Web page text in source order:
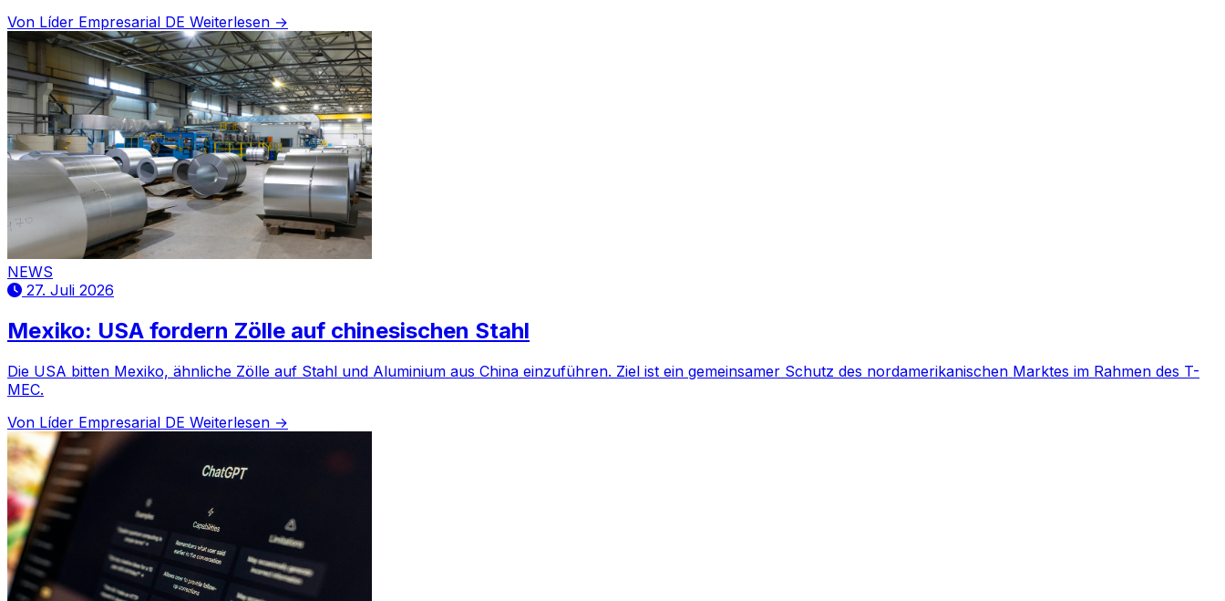
Von Líder Empresarial DE Weiterlesen →
NEWS
27. Juli 2026
Mexiko: USA fordern Zölle auf chinesischen Stahl
Die USA bitten Mexiko, ähnliche Zölle auf Stahl und Aluminium aus China einzuführen. Ziel ist ein gemeinsamer Schutz des nordamerikanischen Marktes im Rahmen des T-
MEC.
Von Líder Empresarial DE Weiterlesen →